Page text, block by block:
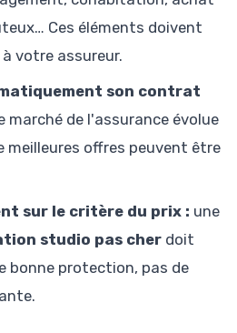
Ces éléments doivent
votre assureur.
son contrat
marché de l'assurance évolue
meilleures offres peuvent être
sur le critère du prix : une
studio pas cher doit
bonne protection, pas de